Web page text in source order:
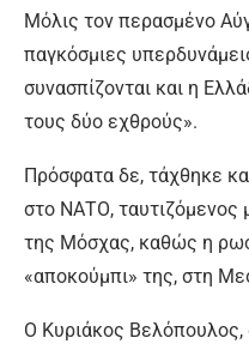
Μόλις τον περασμένο
παγκόσμιες
συνασπίζονται και η
τους δύο εχθρούς».
Πρόσφατα δε, τάχθηκε
στο ΝΑΤΟ, ταυτιζόμενος
της Μόσχας, καθώς η
«αποκούμπι» της, στη
Ο Κυριάκος Βελόπουλος,